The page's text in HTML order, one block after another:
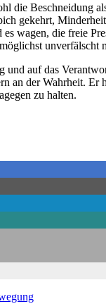
die Beschneidung
gekehrt,
wagen, die freie
unverfälscht
auf das
an der Wahrheit. Er
zu halten.